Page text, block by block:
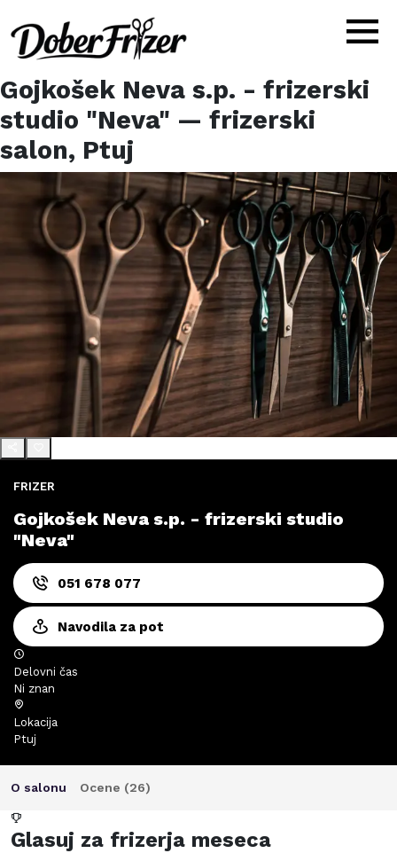
Gojkošek Neva s.p. - frizerski
studio "Neva" — frizerski
salon, Ptuj
FRIZER
Gojkošek Neva s.p. - frizerski studio
"Neva"
051 678 077
Navodila za pot
Delovni čas
Ni znan
Lokacija
Ptuj
O salonu Ocene (26)
Glasuj za frizerja meseca